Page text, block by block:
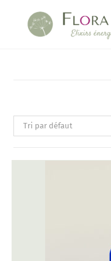
Tri par défaut